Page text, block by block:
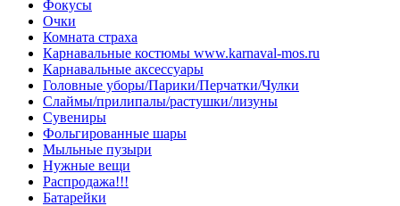
Фокусы
Очки
Комната страха
Карнавальные костюмы www.karnaval-mos.ru
Карнавальные аксессуары
Головные уборы/Парики/Перчатки/Чулки
Слаймы/прилипалы/растушки/лизуны
Сувениры
Фольгированные шары
Мыльные пузыри
Нужные вещи
Распродажа!!!
Батарейки